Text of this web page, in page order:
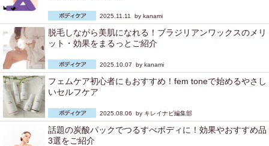
2025.11.11 by kanami
脱毛しながら美肌になれる！ブラジリアンワックスのメリ
ット・効果をまるっとご紹介
2025.10.07 by kanami
フェムケア初心者にもおすすめ！fem toneで始めるやさし
いセルフケア
2025.08.06 by キレイナビ編集部
話題の炭酸パックでつるすべボディに！効果やおすすめ品
3選をご紹介